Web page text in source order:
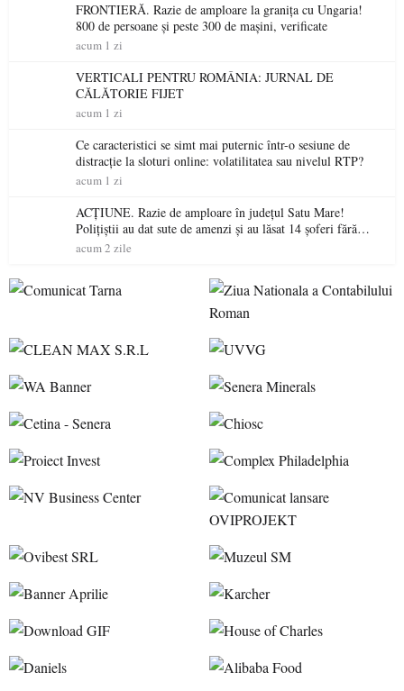
FRONTIERĂ. Razie de amploare la granița cu Ungaria!
800 de persoane și peste 300 de mașini, verificate
acum 1 zi
VERTICALI PENTRU ROMÂNIA: JURNAL DE
CĂLĂTORIE FIJET
acum 1 zi
Ce caracteristici se simt mai puternic într-o sesiune de
distracție la sloturi online: volatilitatea sau nivelul RTP?
acum 1 zi
ACȚIUNE. Razie de amploare în județul Satu Mare!
Polițiștii au dat sute de amenzi și au lăsat 14 șoferi fără
permis într-o singură zi
acum 2 zile